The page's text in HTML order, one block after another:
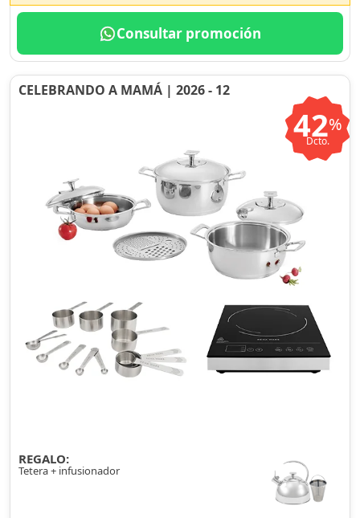
Consultar promoción
CELEBRANDO A MAMÁ | 2026 - 12
42%
Dcto.
REGALO:
Tetera + infusionador